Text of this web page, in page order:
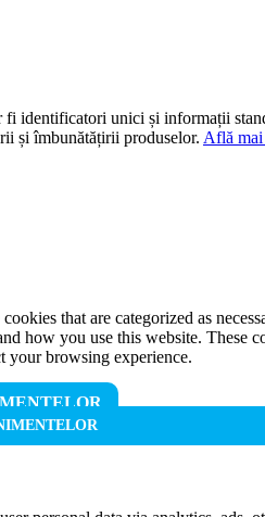
identificatori unici și informații
și îmbunătățirii produselor. Află
that are categorized as
how you use this website.
your browsing experience.